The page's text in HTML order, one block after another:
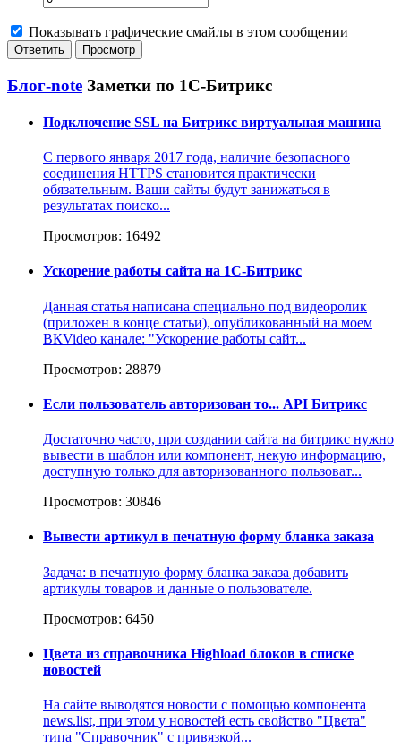
Показывать графические смайлы в этом сообщении
Блог-note Заметки по 1С-Битрикс
Подключение SSL на Битрикс виртуальная машина
С первого января 2017 года, наличие безопасного
соединения HTTPS становится практически
обязательным. Ваши сайты будут занижаться в
результатах поиско...
Просмотров: 16492
Ускорение работы сайта на 1С-Битрикс
Данная статья написана специально под видеоролик
(приложен в конце статьи), опубликованный на моем
ВКVideo канале: "Ускорение работы сайт...
Просмотров: 28879
Если пользователь авторизован то... API Битрикс
Достаточно часто, при создании сайта на битрикс нужно
вывести в шаблон или компонент, некую информацию,
доступную только для авторизованного пользоват...
Просмотров: 30846
Вывести артикул в печатную форму бланка заказа
Задача: в печатную форму бланка заказа добавить
артикулы товаров и данные о пользователе.
Просмотров: 6450
Цвета из справочника Highload блоков в списке
новостей
На сайте выводятся новости с помощью компонента
news.list, при этом у новостей есть свойство "Цвета"
типа "Cправочник" с привязкой...